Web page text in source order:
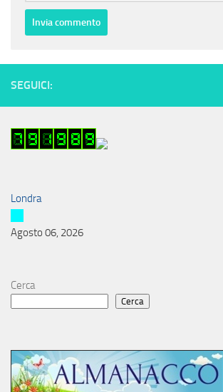
SEGUICI:
Londra
Agosto 06, 2026
Cerca
Cerca